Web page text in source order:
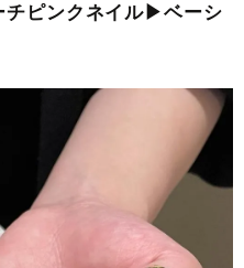
チピンクネイル▶︎ベーシ